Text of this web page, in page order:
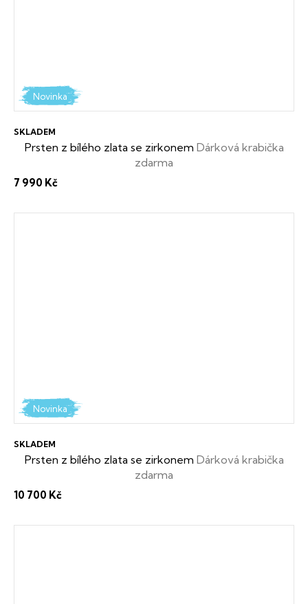
Novinka
Prsten z bílého zlata se zirkonem Dárková krabička
zdarma
SKLADEM
7 990 Kč
Novinka
Prsten z bílého zlata se zirkonem Dárková krabička
zdarma
SKLADEM
10 700 Kč